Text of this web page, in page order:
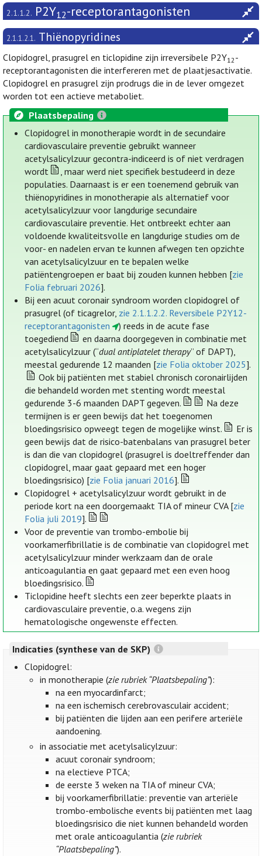
2.1.1.2. P2Y12-receptorantagonisten
2.1.1.2.1. Thiënopyridines
Clopidogrel, prasugrel en ticlopidine zijn irreversibele P2Y12-
receptorantagonisten die interfereren met de plaatjesactivatie.
Clopidogrel en prasugrel zijn prodrugs die in de lever omgezet
worden tot een actieve metaboliet.
Plaatsbepaling
Clopidogrel in monotherapie wordt in de secundaire
cardiovasculaire preventie gebruikt wanneer
acetylsalicylzuur gecontra-indiceerd is of niet verdragen
wordt
, maar werd niet specifiek bestudeerd in deze
populaties. Daarnaast is er een toenemend gebruik van
thiënopyridines in monotherapie als alternatief voor
acetylsalicylzuur voor langdurige secundaire
cardiovasculaire preventie. Het ontbreekt echter aan
voldoende kwaliteitsvolle en langdurige studies om de
voor- en nadelen ervan te kunnen afwegen ten opzichte
van acetylsalicylzuur en te bepalen welke
patiëntengroepen er baat bij zouden kunnen hebben [zie
Folia februari 2026].
Bij een acuut coronair syndroom worden clopidogrel of
prasugrel (of ticagrelor, zie 2.1.1.2.2. Reversibele P2Y12-
receptorantagonisten
) reeds in de acute fase
toegediend
en daarna doorgegeven in combinatie met
acetylsalicylzuur (“dual antiplatelet therapy” of DAPT),
meestal gedurende 12 maanden [zie Folia oktober 2025].
Ook bij patiënten met stabiel chronisch coronairlijden
die behandeld worden met stenting wordt meestal
gedurende 3-6 maanden DAPT gegeven.
Na deze
termijnen is er geen bewijs dat het toegenomen
bloedingsrisico opweegt tegen de mogelijke winst.
Er is
geen bewijs dat de risico-batenbalans van prasugrel beter
is dan die van clopidogrel (prasugrel is doeltreffender dan
clopidogrel, maar gaat gepaard met een hoger
bloedingsrisico) [zie Folia januari 2016].
Clopidogrel + acetylsalicylzuur wordt gebruikt in de
periode kort na een doorgemaakt TIA of mineur CVA [zie
Folia juli 2019].
Voor de preventie van trombo-embolie bij
voorkamerfibrillatie is de combinatie van clopidogrel met
acetylsalicylzuur minder werkzaam dan de orale
anticoagulantia en gaat gepaard met een even hoog
bloedingsrisico.
Ticlopidine heeft slechts een zeer beperkte plaats in
cardiovasculaire preventie, o.a. wegens zijn
hematologische ongewenste effecten.
Indicaties (synthese van de SKP)
Clopidogrel:
in monotherapie (zie rubriek “Plaatsbepaling”):
na een myocardinfarct;
na een ischemisch cerebrovasculair accident;
bij patiënten die lijden aan een perifere arteriële
aandoening.
in associatie met acetylsalicylzuur:
acuut coronair syndroom;
na electieve PTCA;
de eerste 3 weken na TIA of mineur CVA;
bij voorkamerfibrillatie: preventie van arteriële
trombo-embolische events bij patiënten met laag
bloedingsrisico die niet kunnen behandeld worden
met orale anticoagulantia (zie rubriek
“Plaatsbepaling”).